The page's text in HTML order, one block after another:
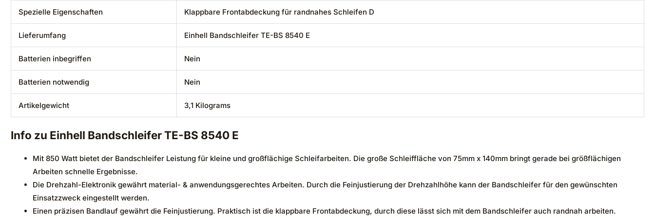
Spezielle Eigenschaften ‎Klappbare Frontabdeckung für randnahes Schleifen D
Lieferumfang ‎Einhell Bandschleifer TE-BS 8540 E
Batterien inbegriffen ‎Nein
Batterien notwendig ‎Nein
Artikelgewicht ‎3,1 Kilograms
Info zu Einhell Bandschleifer TE-BS 8540 E
Mit 850 Watt bietet der Bandschleifer Leistung für kleine und großflächige Schleifarbeiten. Die große Schleiffläche von 75mm x 140mm bringt gerade bei größflächigen
Arbeiten schnelle Ergebnisse.
Die Drehzahl-Elektronik gewährt material- & anwendungsgerechtes Arbeiten. Durch die Feinjustierung der Drehzahlhöhe kann der Bandschleifer für den gewünschten
Einsatzzweck eingestellt werden.
Einen präzisen Bandlauf gewährt die Feinjustierung. Praktisch ist die klappbare Frontabdeckung, durch diese lässt sich mit dem Bandschleifer auch randnah arbeiten.